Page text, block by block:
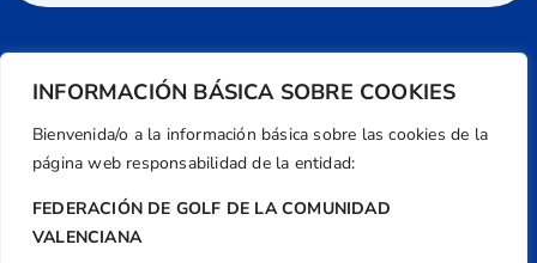
INFORMACIÓN BÁSICA SOBRE COOKIES
Bienvenida/o a la información básica sobre las cookies de la
página web responsabilidad de la entidad:
FEDERACIÓN DE GOLF DE LA COMUNIDAD
VALENCIANA